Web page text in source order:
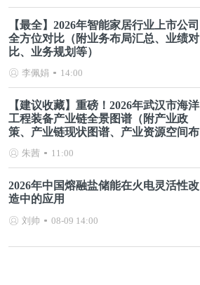
【最全】2026年智能家居行业上市公司
全方位对比（附业务布局汇总、业绩对
比、业务规划等）
李佩娟 14:00
【建议收藏】重磅！2026年武汉市海洋
工程装备产业链全景图谱（附产业政
策、产业链现状图谱、产业资源空间布
朱茜 11:00
2026年中国熔融盐储能在火电灵活性改
造中的应用
刘帅 08-09 14:00